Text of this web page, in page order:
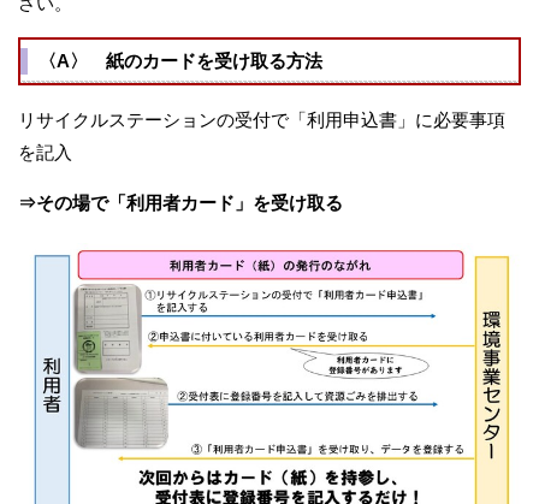
〈A〉 紙のカードを受け取る方法
リサイクルステーションの受付で「利用申込書」に必要事項
を記入
⇒その場で「利用者カード」を受け取る